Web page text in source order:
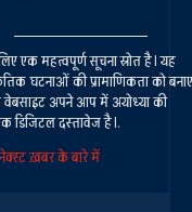
एक महत्वपूर्ण सूचना स्रोत है। यह
घटनाओं की प्रामाणिकता को बनाए
वेबसाइट अपने आप में अयोध्या की
डिजिटल दस्तावेज है।.
ख़बर के बारे में